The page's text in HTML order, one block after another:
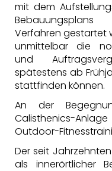
mit dem
Verfahren gestartet
unmittelbar die
und
spätestens ab
stattfinden können.
An der
Calisthenics-
Outdoor-
Der seit
als innerörtlicher